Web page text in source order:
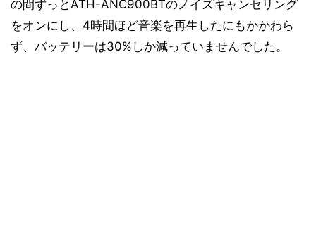
の間ずっとATH-ANC900BTのノイズキャンセリング
をオンにし、4時間ほど音楽を再生したにもかかわら
ず、バッテリーは30%しか減っていませんでした。